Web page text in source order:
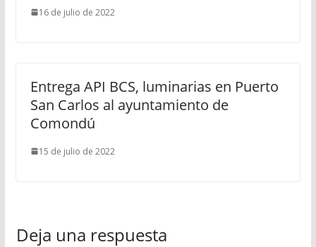
16 de julio de 2022
Entrega API BCS, luminarias en Puerto
San Carlos al ayuntamiento de
Comondú
15 de julio de 2022
Deja una respuesta